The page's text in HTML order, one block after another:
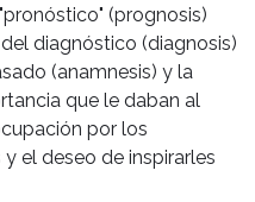
(prognosis)
diagnóstico (diagnosis)
(anamnesis) y la
que le daban al
por los
el deseo de inspirarles